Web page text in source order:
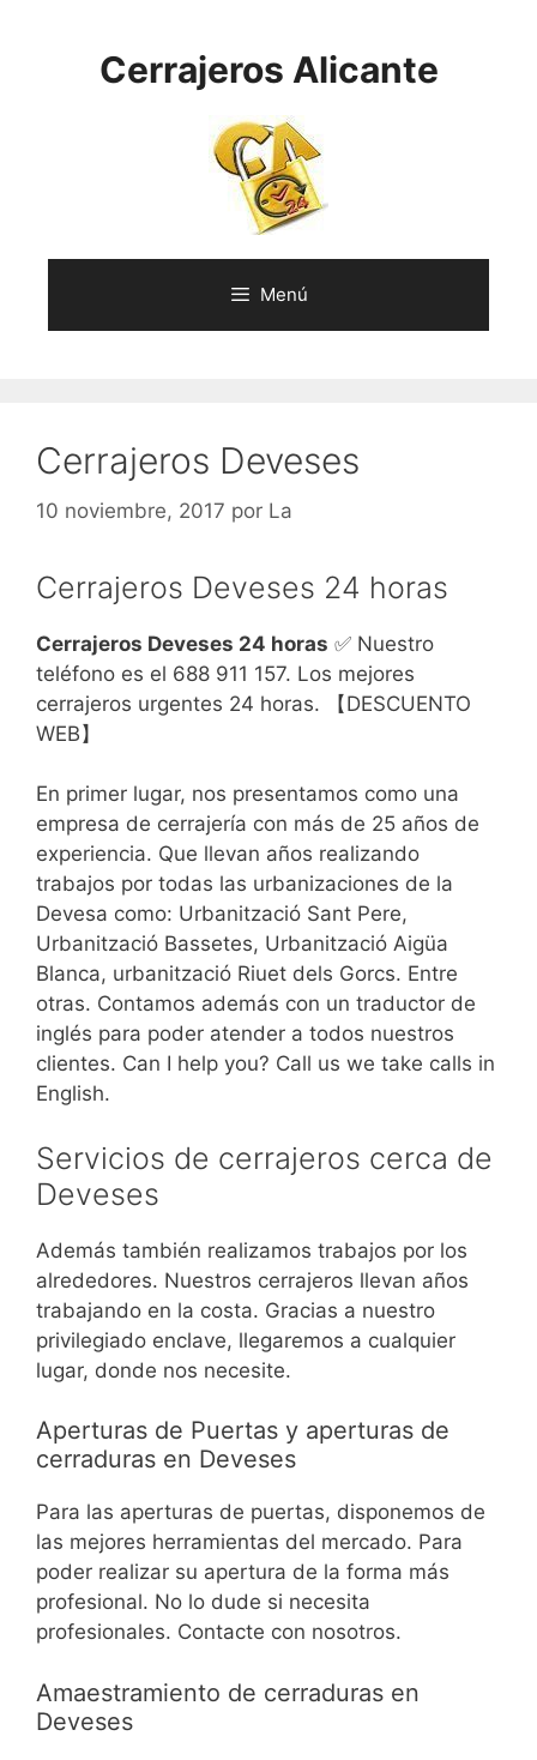
Cerrajeros Alicante
Menú
Cerrajeros Deveses
10 noviembre, 2017 por La
Cerrajeros Deveses 24 horas
Cerrajeros Deveses 24 horas ✅ Nuestro
teléfono es el 688 911 157. Los mejores
cerrajeros urgentes 24 horas. 【DESCUENTO
WEB】
En primer lugar, nos presentamos como una
empresa de cerrajería con más de 25 años de
experiencia. Que llevan años realizando
trabajos por todas las urbanizaciones de la
Devesa como: Urbanització Sant Pere,
Urbanització Bassetes, Urbanització Aigüa
Blanca, urbanització Riuet dels Gorcs. Entre
otras. Contamos además con un traductor de
inglés para poder atender a todos nuestros
clientes. Can I help you? Call us we take calls in
English.
Servicios de cerrajeros cerca de
Deveses
Además también realizamos trabajos por los
alrededores. Nuestros cerrajeros llevan años
trabajando en la costa. Gracias a nuestro
privilegiado enclave, llegaremos a cualquier
lugar, donde nos necesite.
Aperturas de Puertas y aperturas de
cerraduras en Deveses
Para las aperturas de puertas, disponemos de
las mejores herramientas del mercado. Para
poder realizar su apertura de la forma más
profesional. No lo dude si necesita
profesionales. Contacte con nosotros.
Amaestramiento de cerraduras en
Deveses